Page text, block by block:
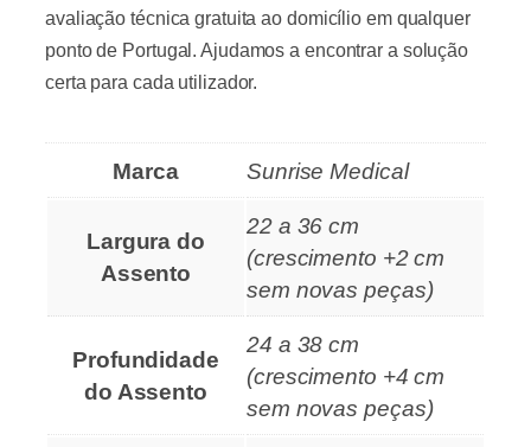
avaliação técnica gratuita ao domicílio em qualquer
ponto de Portugal. Ajudamos a encontrar a solução
certa para cada utilizador.
Marca Sunrise Medical
Largura do
Assento
22 a 36 cm
(crescimento +2 cm
sem novas peças)
Profundidade
do Assento
24 a 38 cm
(crescimento +4 cm
sem novas peças)